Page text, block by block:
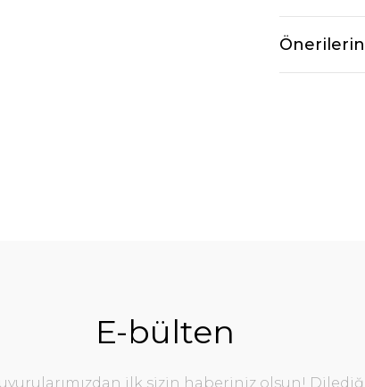
E-bülten
ilk sizin haberiniz olsun!